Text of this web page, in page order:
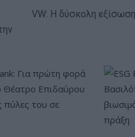
VW: Η δύσκολη